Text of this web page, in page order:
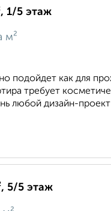
1/5 этаж
м²
подойдет как для
требует
любой дизайн-проект
5/5 этаж